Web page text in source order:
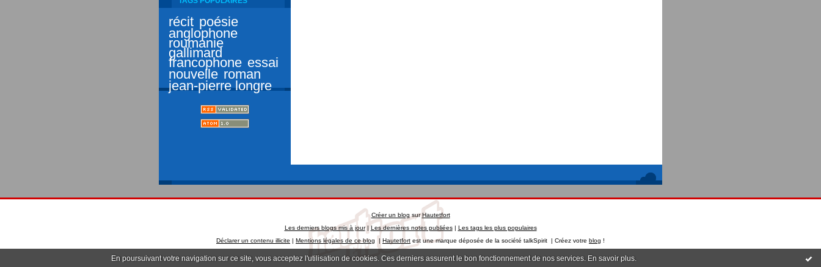
En poursuivant votre navigation sur ce site, vous acceptez l'utilisation de cookies. Ces derniers assurent le bon fonctionnement de nos services. En savoir plus.
récit poésie
anglophone
roumanie
gallimard
francophone essai
nouvelle roman
jean-pierre longre
Créer un blog surHautetfort
Les derniers blogs mis à jour|Les dernières notes publiées| Les tags les plus populaires
Déclarer un contenu illicite | Mentions légales de ce blog | Hautetfort est une marque déposée de la société talkSpirit | Créez votre blog !